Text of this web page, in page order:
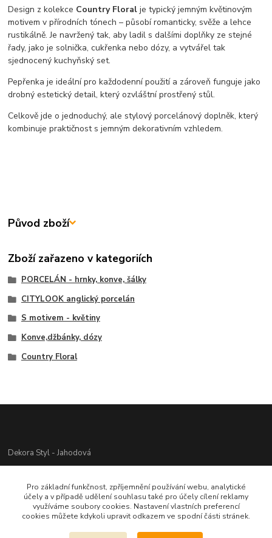
Design z kolekce Country Floral je typický jemným květinovým
motivem v přírodních tónech – působí romanticky, svěže a lehce
rustikálně. Je navržený tak, aby ladil s dalšími doplňky ze stejné
řady, jako je solnička, cukřenka nebo dózy, a vytvářel tak
sjednocený kuchyňský set.
Pepřenka je ideální pro každodenní použití a zároveň funguje jako
drobný estetický detail, který ozvláštní prostřený stůl.
Celkově jde o jednoduchý, ale stylový porcelánový doplněk, který
kombinuje praktičnost s jemným dekorativním vzhledem.
Původ zboží
Zboží zařazeno v kategoriích
PORCELÁN - hrnky, konve, šálky
CITYLOOK anglický porcelán
S motivem - květiny
Konve,džbánky, dózy
Country Floral
Dekora Styl - Jahodová
721312944
info@zbozi-darky.cz
Pro základní funkčnost, zpříjemnění používání webu, analytické
účely a v případě udělení souhlasu také pro účely cílení reklamy
využíváme soubory cookies. Nastavení vlastních preferencí
cookies můžete kdykoli upravit odkazem ve spodní části stránek.